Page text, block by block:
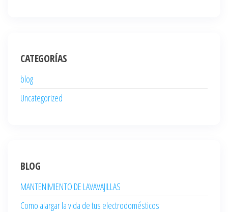
CATEGORÍAS
blog
Uncategorized
BLOG
MANTENIMIENTO DE LAVAVAJILLAS
Como alargar la vida de tus electrodomésticos